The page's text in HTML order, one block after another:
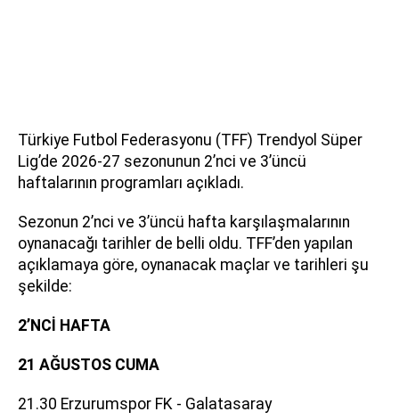
Türkiye Futbol Federasyonu (TFF) Trendyol Süper
Lig’de 2026-27 sezonunun 2’nci ve 3’üncü
haftalarının programları açıkladı.
Sezonun 2’nci ve 3’üncü hafta karşılaşmalarının
oynanacağı tarihler de belli oldu. TFF’den yapılan
açıklamaya göre, oynanacak maçlar ve tarihleri şu
şekilde:
2’NCİ HAFTA
21 AĞUSTOS CUMA
21.30 Erzurumspor FK - Galatasaray